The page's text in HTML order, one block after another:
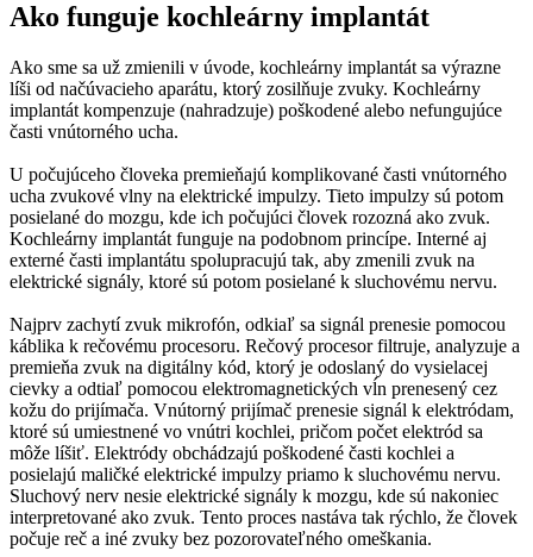
Ako funguje kochleárny implantát
Ako sme sa už zmienili v úvode, kochleárny implantát sa výrazne
líši od načúvacieho aparátu, ktorý zosilňuje zvuky. Kochleárny
implantát kompenzuje (nahradzuje) poškodené alebo nefungujúce
časti vnútorného ucha.
U počujúceho človeka premieňajú komplikované časti vnútorného
ucha zvukové vlny na elektrické impulzy. Tieto impulzy sú potom
posielané do mozgu, kde ich počujúci človek rozozná ako zvuk.
Kochleárny implantát funguje na podobnom princípe. Interné aj
externé časti implantátu spolupracujú tak, aby zmenili zvuk na
elektrické signály, ktoré sú potom posielané k sluchovému nervu.
Najprv zachytí zvuk mikrofón, odkiaľ sa signál prenesie pomocou
káblika k rečovému procesoru. Rečový procesor filtruje, analyzuje a
premieňa zvuk na digitálny kód, ktorý je odoslaný do vysielacej
cievky a odtiaľ pomocou elektromagnetických vĺn prenesený cez
kožu do prijímača. Vnútorný prijímač prenesie signál k elektródam,
ktoré sú umiestnené vo vnútri kochlei, pričom počet elektród sa
môže líšiť. Elektródy obchádzajú poškodené časti kochlei a
posielajú maličké elektrické impulzy priamo k sluchovému nervu.
Sluchový nerv nesie elektrické signály k mozgu, kde sú nakoniec
interpretované ako zvuk. Tento proces nastáva tak rýchlo, že človek
počuje reč a iné zvuky bez pozorovateľného omeškania.